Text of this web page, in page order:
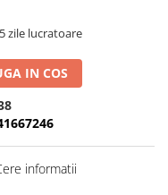
zile lucratoare
IN COS
informatii